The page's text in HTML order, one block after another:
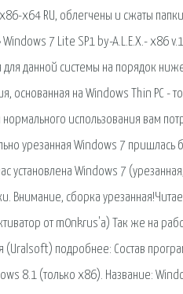
х64 RU, облегчены и сжаты
Windows 7 Lite SP1 by-A.L.E.X.- x86
данной системы на порядок
основанная на Windows Thin PC -
нормального использования вам
урезанная Windows 7 пришлась
установлена Windows 7
Внимание, сборка
от m0nkrus'a) Так же на
подробнее: Состав
8.1 (только х86). Название: